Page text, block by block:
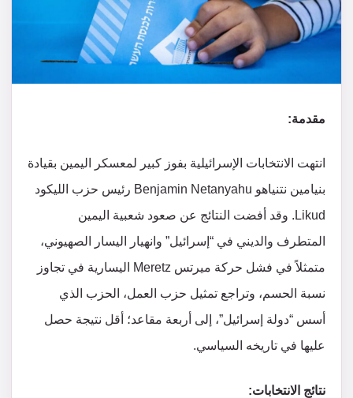
مقدمة:
انتهت الانتخابات الإسرائيلية بفوز كبير لمعسكر اليمين بقيادة
بنيامين نتنياهو Benjamin Netanyahu رئيس حزب الليكود
Likud. وقد أفضت النتائج عن صعود شعبية اليمين
المتطرف والديني في “إسرائيل” وانهيار اليسار الصهيوني،
متمثلاً في فشل حركة ميرتس Meretz اليسارية في تجاوز
نسبة الحسم، وتراجع تمثيل حزب العمل، الحزب الذي
أسس “دولة إسرائيل”، إلى أربعة مقاعد؛ أقل نتيجة حصل
عليها في تاريخه السياسي.
نتائج الانتخابات: